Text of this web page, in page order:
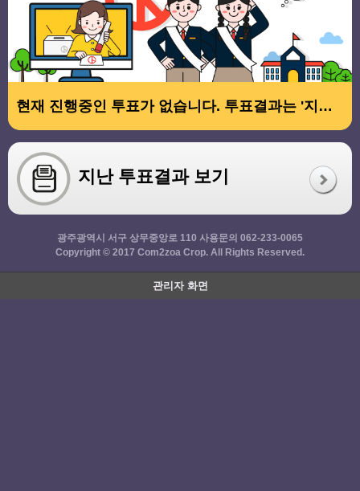
현재 진행중인 투표가 없습니다. 투표결과는 '지난 투표결과 보기'를 이용해주세요.
지난 투표결과 보기
광주광역시 서구 상무중앙로 110 사용문의 062-233-0065
Copyright © 2017 Com2zoa Crop. All Rights Reserved.
관리자 화면